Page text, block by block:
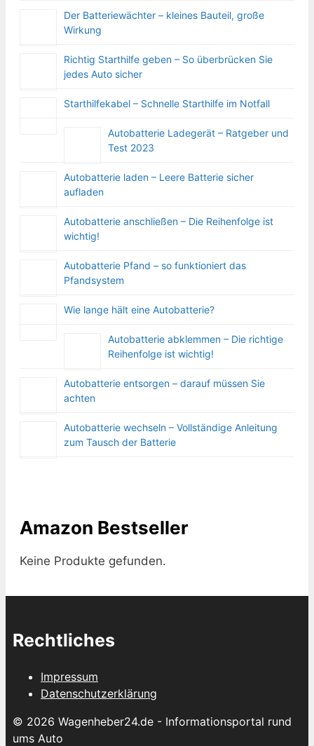
Der Batteriewächter – kleines Bauteil, große
Wirkung
Richtig Starthilfe geben – So überbrücken Sie
jedes Auto sicher
Starthilfekabel – Schnelle Starthilfe im Notfall
Autobatterie Ladegerät – Ratgeber und
Test 2023
Autobatterie laden – Leere Batterie sicher
aufladen
Autobatterie anschließen – Die Reihenfolge ist
wichtig!
Autobatterie Pfand – so funktioniert das
Pfandsystem
Wie lange hält eine Autobatterie?
Autobatterie abklemmen – Die richtige
Reihenfolge ist wichtig!
Autobatterie entsorgen – darauf müssen Sie
achten
Autobatterie wechseln – Vollständige Anleitung
zum Tausch der Batterie
Amazon Bestseller
Keine Produkte gefunden.
Rechtliches
Impressum
Datenschutzerklärung
© 2026 Wagenheber24.de - Informationsportal rund
ums Auto